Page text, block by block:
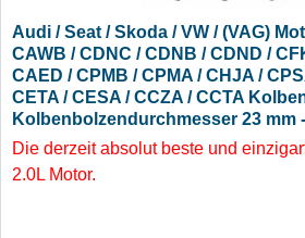
Audi / Seat / Skoda / VW / (VAG)
CAWB / CDNC / CDNB / CDND /
CAED / CPMB / CPMA / CHJA /
CETA / CESA / CCZA / CCTA
Kolbenbolzendurchmesser 23 mm
Die derzeit absolut beste und
2.0L Motor.